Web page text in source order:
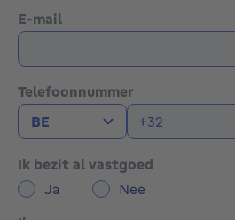
E-mail
Telefoonnummer
Ik bezit al vastgoed
Ja
Nee